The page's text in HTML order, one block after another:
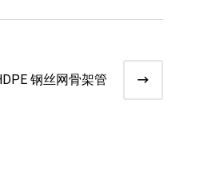
钢丝网骨架管